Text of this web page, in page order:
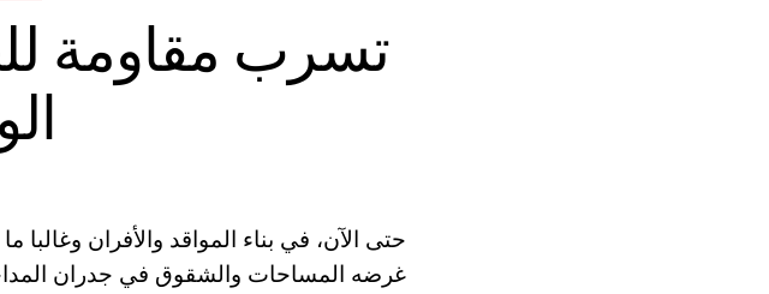
تسرب مقاومة
حتى الآن، في بناء المواقد والأفران وغالبا
غرضه المساحات والشقوق في جدران المداخن